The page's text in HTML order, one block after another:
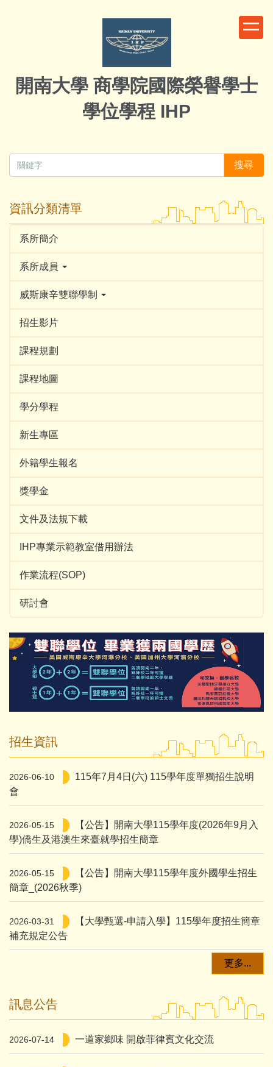
開南大學 商學院國際榮譽學士
學位學程 IHP
搜尋
資訊分類清單
系所簡介
系所成員
威斯康辛雙聯學制
招生影片
課程規劃
課程地圖
學分學程
新生專區
外籍學生報名
獎學金
文件及法規下載
IHP專業示範教室借用辦法
作業流程(SOP)
研討會
招生資訊
2026-06-10
115年7月4日(六) 115學年度單獨招生說明
會
2026-05-15
【公告】開南大學115學年度(2026年9月入
學)僑生及港澳生來臺就學招生簡章
2026-05-15
【公告】開南大學115學年度外國學生招生
簡章_(2026秋季)
2026-03-31
【大學甄選-申請入學】115學年度招生簡章
補充規定公告
更多...
訊息公告
2026-07-14 一道家鄉味 開啟菲律賓文化交流